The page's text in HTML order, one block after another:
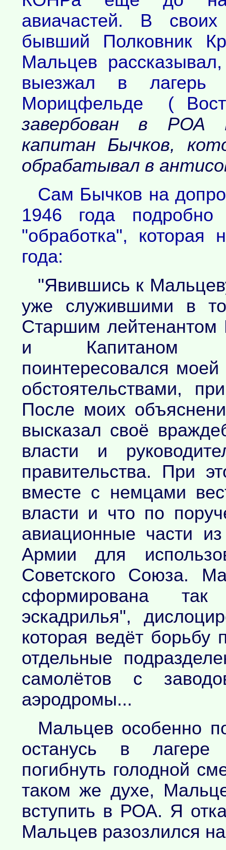
авиачастей. В
бывший Полковник
Мальцев
выезжал в лагерь
Морицфельде (
завербован в РОА
капитан Бычков,
обрабатывал в
Сам Бычков на
1946 года подробно
"обработка",
года:
"Явившись к
уже служившими в
Старшим лейтенантом
и Капитаном
поинтересовался
обстоятельствами,
После моих
высказал своё
власти и
правительства. При
вместе с немцами
власти и что по
авиационные части
Армии для
Советского Союза.
сформирована так
эскадрилья",
которая ведёт борьбу
отдельные
самолётов с
аэродромы...
Мальцев особенно
останусь в лагере
погибнуть голодной
таком же духе,
вступить в РОА. Я
Мальцев разозлился